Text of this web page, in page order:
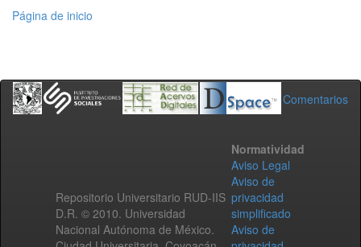
Página de inicio
Comentarios
Repositorio Universitario RUD-IIS
D.R. © 2010. Universidad
Nacional Autónoma de México.
Normatividad
Aviso Legal
Aviso de
privacidad
simplificado
Aviso de